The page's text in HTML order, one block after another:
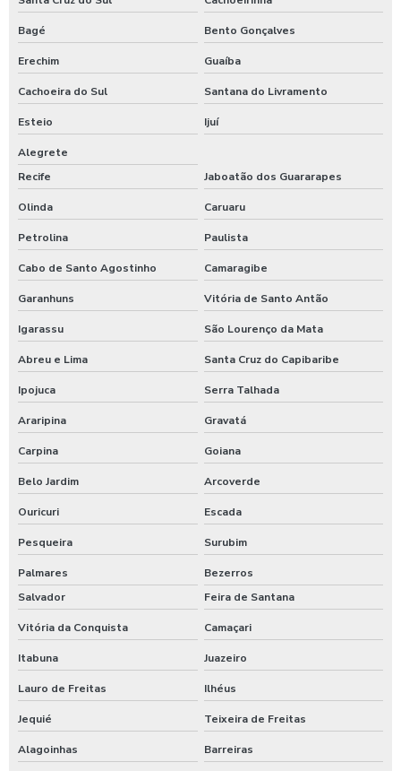
Bagé Bento Gonçalves
Erechim Guaíba
Cachoeira do Sul Santana do Livramento
Esteio Ijuí
Alegrete
Recife
Jaboatão dos Guararapes
Olinda Caruaru
Petrolina Paulista
Cabo de Santo Agostinho Camaragibe
Garanhuns Vitória de Santo Antão
Igarassu São Lourenço da Mata
Abreu e Lima Santa Cruz do Capibaribe
Ipojuca Serra Talhada
Araripina Gravatá
Carpina Goiana
Belo Jardim Arcoverde
Ouricuri Escada
Pesqueira Surubim
Palmares
Bezerros
Salvador
Feira de Santana
Vitória da Conquista Camaçari
Itabuna Juazeiro
Lauro de Freitas Ilhéus
Jequié Teixeira de Freitas
Alagoinhas Barreiras